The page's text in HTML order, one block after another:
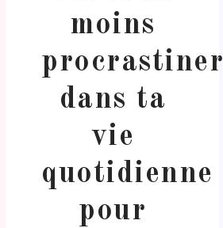
moins
procrastiner
dans ta
vie
quotidienne
pour